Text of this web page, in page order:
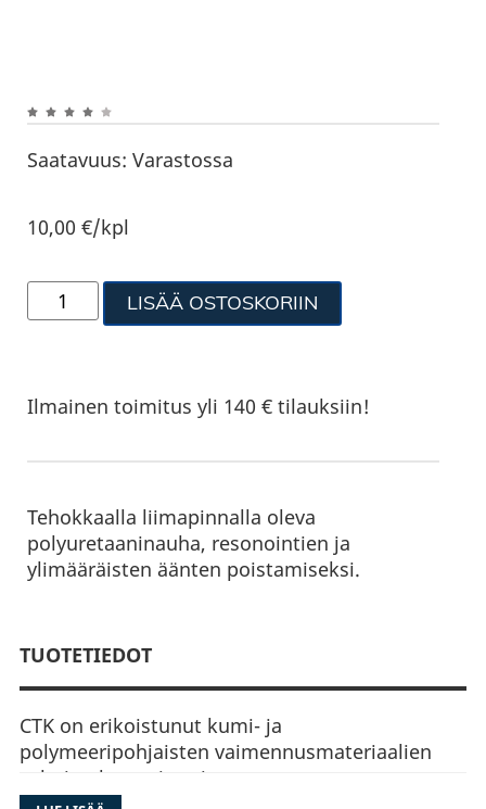
Saatavuus: Varastossa
10,00€/kpl
LISÄÄ OSTOSKORIIN
Ilmainen toimitus yli 140 € tilauksiin!
Tehokkaalla liimapinnalla oleva
polyuretaaninauha, resonointien ja
ylimääräisten äänten poistamiseksi.
TUOTETIEDOT
CTK on erikoistunut kumi- ja
polymeeripohjaisten vaimennusmateriaalien
valmistukseen ja vaimennustuotteet ovat
erityisesti suunniteltu henkilö-, paketti- ja